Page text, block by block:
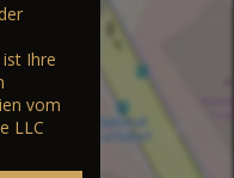
Ihre
vom
LLC